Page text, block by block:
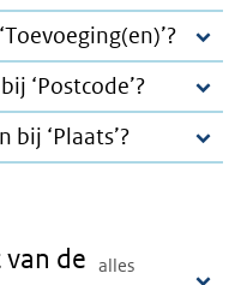
‘Postcode’?
‘Plaats’?
de